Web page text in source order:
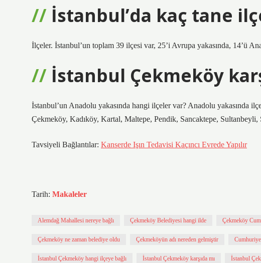
İstanbul’da kaç tane
İlçeler. İstanbul’un toplam 39 ilçesi var, 25’i Avrupa yakasında, 14’ü
İstanbul Çekmeköy
İstanbul’un Anadolu yakasında hangi ilçeler var? Anadolu yakasında
Çekmeköy, Kadıköy, Kartal, Maltepe, Pendik, Sancaktepe,
Tavsiyeli Bağlantılar: Kanserde Işın Tedavisi Kaçıncı Evrede Yapılır
Tarih: Makaleler
Alemdağ Mahallesi nereye bağlı Çekmeköy Belediyesi hangi ilde Çekmeköy
Çekmeköy ne zaman belediye oldu Çekmeköyün adı nereden gelmiştir
İstanbul Çekmeköy hangi ilçeye bağlı İstanbul Çekmeköy karşıda mı İstanbul